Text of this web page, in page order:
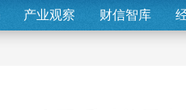
产业观察 财信智库